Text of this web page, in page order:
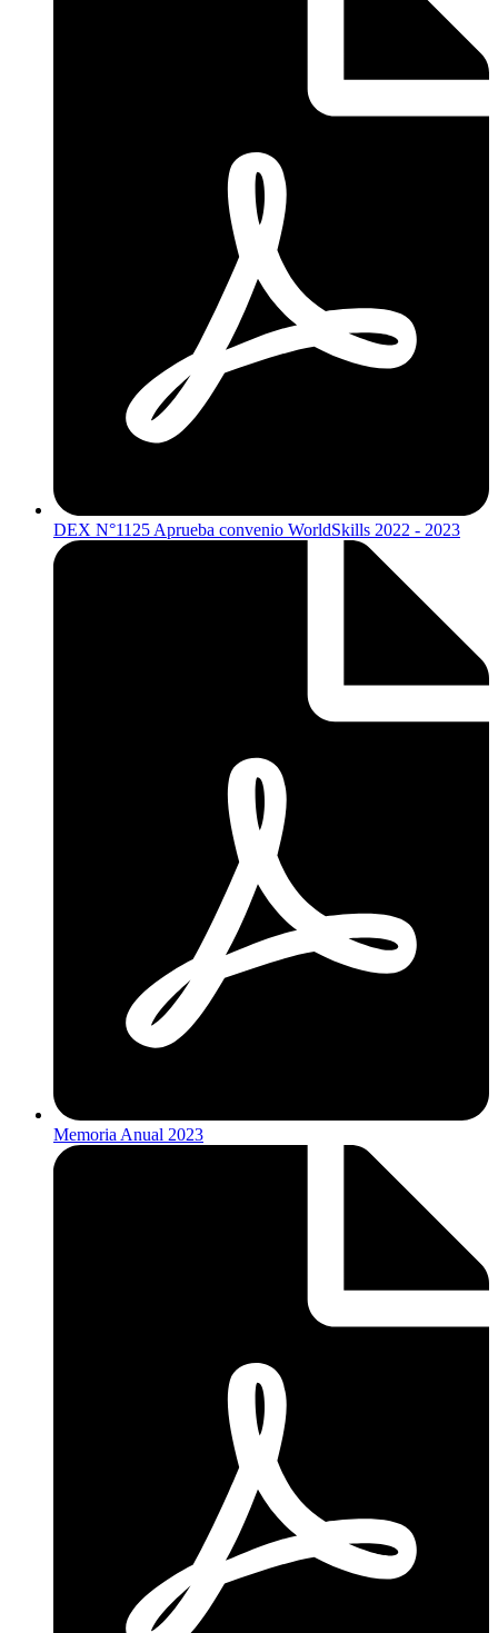
DEX N°1125 Aprueba convenio WorldSkills 2022 - 2023
Memoria Anual 2023